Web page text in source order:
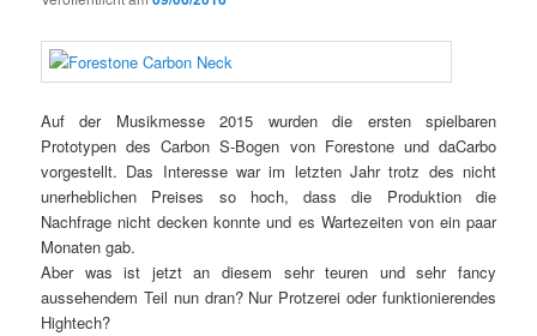
Auf der Musikmesse 2015 wurden die ersten spielbaren
Prototypen des Carbon S-Bogen von Forestone und daCarbo
vorgestellt. Das Interesse war im letzten Jahr trotz des nicht
unerheblichen Preises so hoch, dass die Produktion die
Nachfrage nicht decken konnte und es Wartezeiten von ein paar
Monaten gab.
Aber was ist jetzt an diesem sehr teuren und sehr fancy
aussehendem Teil nun dran? Nur Protzerei oder funktionierendes
Hightech?